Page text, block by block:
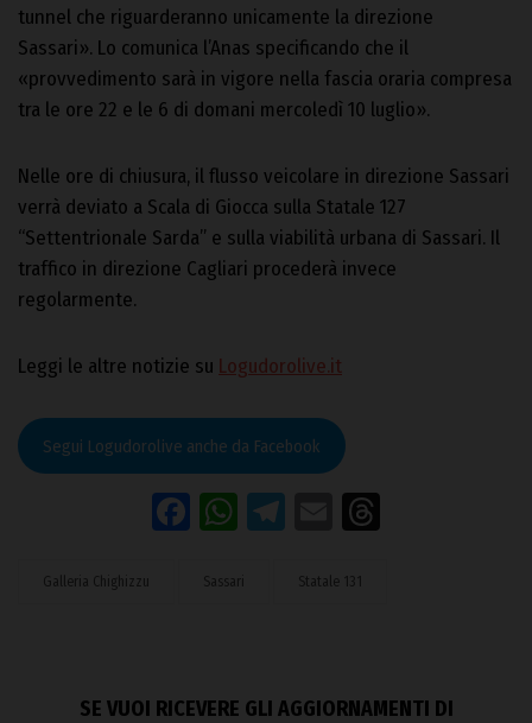
tunnel che riguarderanno unicamente la direzione
Sassari». Lo comunica l’Anas specificando che il
«provvedimento sarà in vigore nella fascia oraria compresa
tra le ore 22 e le 6 di domani mercoledì 10 luglio».
Nelle ore di chiusura, il flusso veicolare in direzione Sassari
verrà deviato a Scala di Giocca sulla Statale 127
“Settentrionale Sarda” e sulla viabilità urbana di Sassari. Il
traffico in direzione Cagliari procederà invece
regolarmente.
Leggi le altre notizie su Logudorolive.it
Segui Logudorolive anche da Facebook
Facebook
WhatsApp
Telegram
Email
Galleria Chighizzu Sassari Statale 131
SE VUOI RICEVERE GLI AGGIORNAMENTI DI